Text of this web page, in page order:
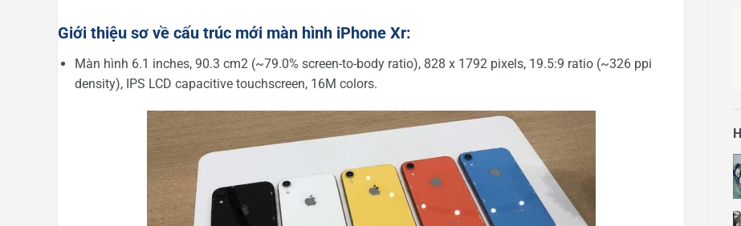
Giới thiệu sơ về cấu trúc mới màn hình iPhone Xr:
Màn hình 6.1 inches, 90.3 cm2 (~79.0% screen-to-body ratio), 828 x 1792 pixels, 19.5:9 ratio (~326 ppi
density), IPS LCD capacitive touchscreen, 16M colors.